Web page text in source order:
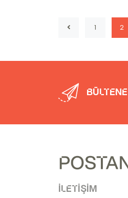
1 2
İletişim